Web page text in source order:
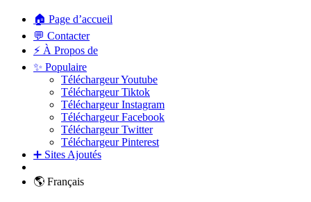
🏠 Page d’accueil
💬 Contacter
⚡ À Propos de
✨ Populaire
Téléchargeur Youtube
Téléchargeur Tiktok
Téléchargeur Instagram
Téléchargeur Facebook
Téléchargeur Twitter
Téléchargeur Pinterest
➕ Sites Ajoutés
🌎 Français